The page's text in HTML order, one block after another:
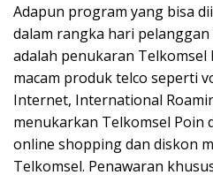
Adapun program yang bisa
dalam rangka hari
adalah penukaran Telkomsel
macam produk telco seperti
Internet, International
menukarkan Telkomsel Poin
online shopping dan diskon
Telkomsel. Penawaran